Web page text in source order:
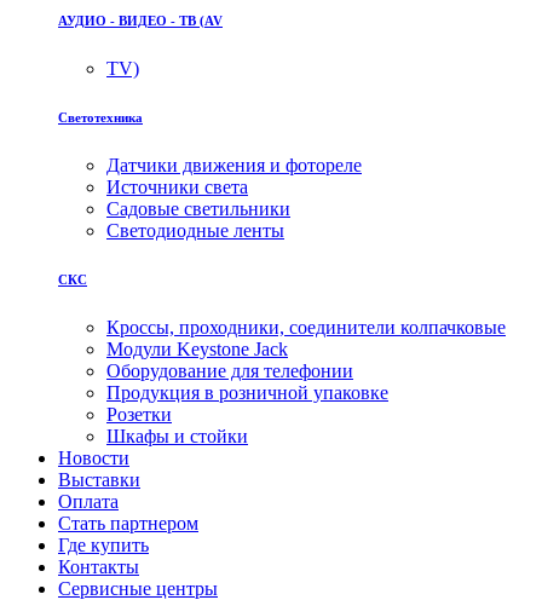
АУДИО - ВИДЕО - ТВ (AV
TV)
Светотехника
Датчики движения и фотореле
Источники света
Садовые светильники
Светодиодные ленты
СКС
Кроссы, проходники, соединители колпачковые
Модули Keystone Jack
Оборудование для телефонии
Продукция в розничной упаковке
Розетки
Шкафы и стойки
Новости
Выставки
Оплата
Стать партнером
Где купить
Контакты
Сервисные центры